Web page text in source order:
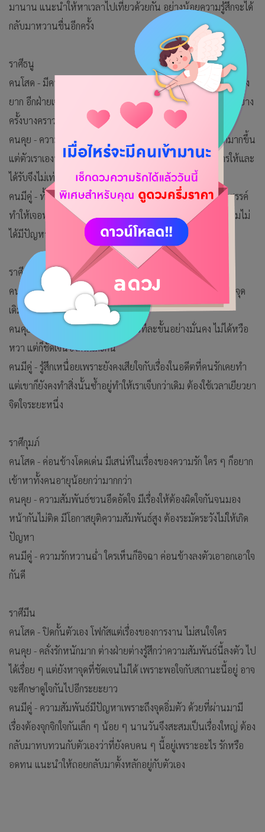
มานาน แนะนำให้หาเวลาไปเที่ยวด้วยกัน อย่างน้อยความรู้สึกจะได้
กลับมาหวานชื่นอีกครั้ง
ราศีธนู
คนโสด - มีคนใหม่ ๆ เข้ามาจีบ แต่ไม่เลือกใครเพราะรู้สึกเหนื่อย ยุ่ง
ยาก อีกฝ่ายเจ้ากี้เจ้าการมากเกินไป ตัวเราอยากมีคนเทคแคร์เป็นบาง
ครั้งบางคราวแต่ก็ขี้รำคาญ ยังชอบใช้ชีวิตอิสระมากกว่า
คนคุย - ความสัมพันธ์ไปได้เรื่อย ๆ เพราะอีกฝ่ายโฟกัสกับเรามากขึ้น
แต่ตัวเราเองที่เอาแน่เอานอนไม่ค่อยได้ ขึ้นอยู่กับอารมณ์ การให้และ
ได้รับจึงไม่เท่ากัน ต้องปรับตัวเข้าหากันมากกว่าเดิม
คนมีคู่ - ทั้งเราและคนรักต่างคนต่างติดเพื่อน ติดการปาร์ตี้สังสรรค์
ทำให้เจอหน้ากันน้อยลง แต่ก็เชื่อใจซึ่งกันและกัน ทำให้ภาพรวมไม่
ได้มีปัญหา ราบรื่นดี
ราศีมังกร
คนโสด - หากอยากมีคู่แนะนำให้พยายามเอาตัวเองออกมาจากจุด
เดิม ๆ ไปเจอสังคมใหม่ ๆ
คนคุย - ความสัมพันธ์ค่อย ๆ เดินไปทีละขั้นอย่างมั่นคง ไม่ได้หวือ
หวา แต่ก็ชัดเจนซึ่งกันและกัน
คนมีคู่ - รู้สึกเหนื่อยเพราะยังคงเสียใจกับเรื่องในอดีตที่คนรักเคยทำ
แต่เขาก็ยังคงทำสิ่งนั้นซ้ำอยู่ทำให้เราเจ็บกว่าเดิม ต้องใช้เวลาเยียวยา
จิตใจระยะหนึ่ง
ราศีกุมภ์
คนโสด - ค่อนข้างโดดเด่น มีเสน่ห์ในเรื่องของความรัก ใคร ๆ ก็อยาก
เข้าหาทั้งคนอายุน้อยกว่ามากกว่า
คนคุย - ความสัมพันธ์ชวนอึดอัดใจ มีเรื่องให้ต้องผิดใจกันจนมอง
หน้ากันไม่ติด มีโอกาสยุติความสัมพันธ์สูง ต้องระมัดระวังไม่ให้เกิด
ปัญหา
คนมีคู่ - ความรักหวานฉ่ำ ใครเห็นก็อิจฉา ค่อนข้างลงตัวเอาอกเอาใจ
กันดี
ราศีมีน
คนโสด - ปิดกั้นตัวเอง โฟกัสแต่เรื่องของการงาน ไม่สนใจใคร
คนคุย - คลั่งรักหนักมาก ต่างฝ่ายต่างรู้สึกว่าความสัมพันธ์นี้ลงตัว ไป
ได้เรื่อย ๆ แต่ยังหาจุดที่ชัดเจนไม่ได้ เพราะพอใจกับสถานะนี้อยู่ อาจ
จะศึกษาดูใจกันไปอีกระยะยาว
คนมีคู่ - ความสัมพันธ์มีปัญหาเพราะถึงจุดอิ่มตัว ด้วยที่ผ่านมามี
เรื่องต้องจุกจิกใจกันเล็ก ๆ น้อย ๆ นานวันจึงสะสมเป็นเรื่องใหญ่ ต้อง
กลับมาทบทวนกับตัวเองว่าที่ยังคบคน ๆ นี้อยู่เพราะอะไร รักหรือ
อดทน แนะนำให้ถอยกลับมาตั้งหลักอยู่กับตัวเอง